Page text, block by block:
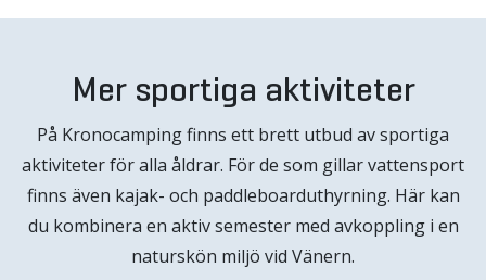
Mer sportiga aktiviteter
På Kronocamping finns ett brett utbud av sportiga
aktiviteter för alla åldrar. För de som gillar vattensport
finns även kajak- och paddleboarduthyrning. Här kan
du kombinera en aktiv semester med avkoppling i en
naturskön miljö vid Vänern.